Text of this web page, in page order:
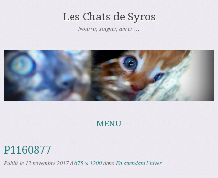
Les Chats de Syros
Nourrir, soigner, aimer …
MENU
P1160877
Publié le 12 novembre 2017à675 × 1200dansEn attendant l’hiver